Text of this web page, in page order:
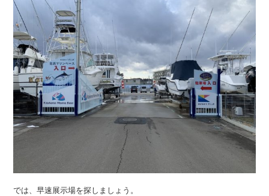
では、早速展示場を探しましょう。